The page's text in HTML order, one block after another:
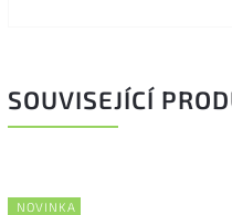
SOUVISEJÍCÍ
NOVINKA